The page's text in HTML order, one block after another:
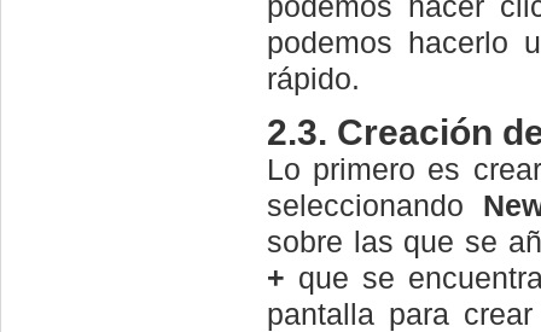
podemos hacer
podemos hacerlo
rápido.
2.3. Creación
Lo primero es
seleccionando
sobre las que se
+ que se
pantalla para